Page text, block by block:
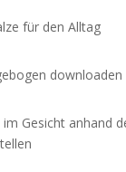
für den Alltag
downloaden
Gesicht anhand